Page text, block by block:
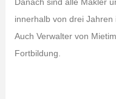
innerhalb von drei Jahren
Auch Verwalter von
Fortbildung.